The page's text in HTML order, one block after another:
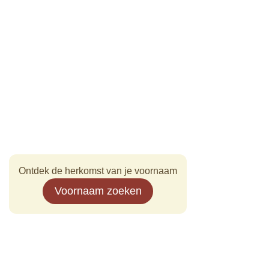
Ontdek de herkomst van je voornaam
Voornaam zoeken